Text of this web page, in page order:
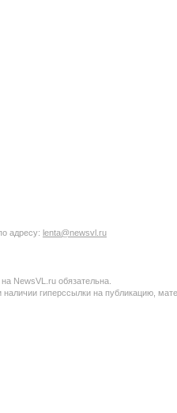
адресу: lenta@newsvl.ru
NewsVL.ru обязательна.
гиперссылки на публикацию,